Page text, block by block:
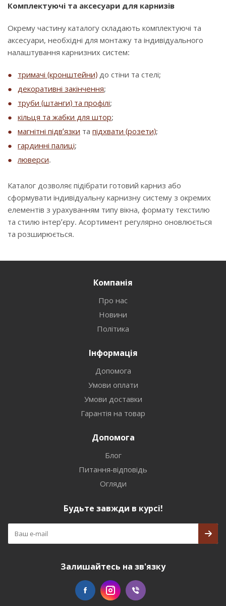
Комплектуючі та аксесуари для карнизів
Окрему частину каталогу складають комплектуючі та
аксесуари, необхідні для монтажу та індивідуального
налаштування карнизних систем:
тримачі (кронштейни) до стіни та стелі;
декоративні закінчення;
труби (штанги) та профілі;
кільця та жабки для штор;
магнітні підв’язки та підхвати (розети);
гардинні палиці;
люверси.
Каталог дозволяє підібрати готовий карниз або
сформувати індивідуальну карнизну систему з окремих
елементів з урахуванням типу вікна, формату текстилю
та стилю інтер’єру. Асортимент регулярно оновлюється
та розширюється.
Компанія
Про нас
Новини
Політика
Інформація
Допомога
Умови оплати
Умови доставки
Гарантія на товар
Допомога
Блог
Питання-відповідь
Огляди
Будьте завжди в курсі!
Залишайтесь на зв'язку